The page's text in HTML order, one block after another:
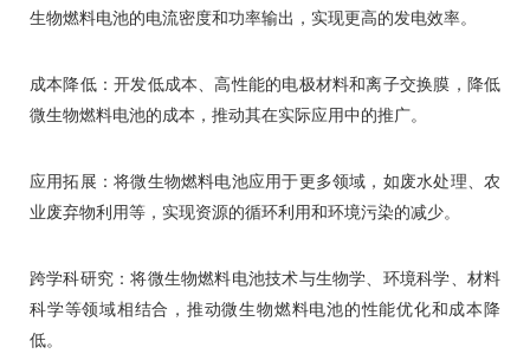
生物燃料电池的电流密度和功率输出，实现更高的发电效率。
成本降低：开发低成本、高性能的电极材料和离子交换膜，降低
微生物燃料电池的成本，推动其在实际应用中的推广。
应用拓展：将微生物燃料电池应用于更多领域，如废水处理、农
业废弃物利用等，实现资源的循环利用和环境污染的减少。
跨学科研究：将微生物燃料电池技术与生物学、环境科学、材料
科学等领域相结合，推动微生物燃料电池的性能优化和成本降
低。